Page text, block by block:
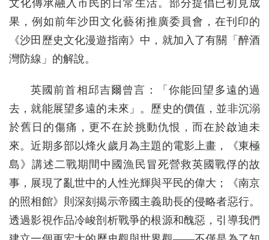
文化傳承融入市民的日常生活。部分提倡已初見成
果，例如前年沙田文化藝術推廣委員會，在刊印的
《沙田歷史文化漫遊指南》中，就加入了有關「醉酒
灣防線」的解說。
英國前首相邱吉爾曾言：「你能回望多遠的過
去，就能展望多遠的未來」。歷史的價值，並非沉溺
於舊日的傷痛，更不在於挑動仇恨，而在於啟迪未
來。近期多部以烽火歲月為主題的電影上畫，《東極
島》講述二戰期間中國漁民冒死營救英國戰俘的故
事，展現了亂世中的人性光輝與平民的偉大；《南京
的照相館》則深刻揭示帝國主義助長的侵略者惡行。
透過影視作品冷峻剖析戰爭的根源和醜惡，引導我們